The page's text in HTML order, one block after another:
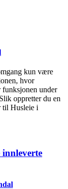
kun være
hvor
under
oppretter du en
til Husleie i